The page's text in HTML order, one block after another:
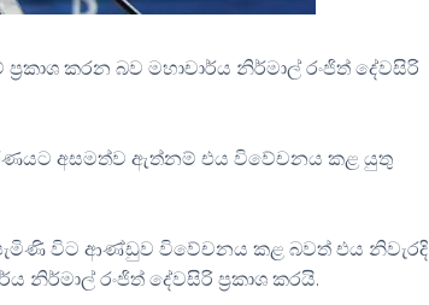
කරන බව මහාචාර්ය නිර්මාල් රංජිත් දේවසිරි
අසමත්ව ඇත්නම් එය විවේචනය කළ යුතු
විට ආණ්ඩුව විවේචනය කළ බවත් එය නිවැරදි
රංජිත් දේවසිරි ප්‍රකාශ කරයි.